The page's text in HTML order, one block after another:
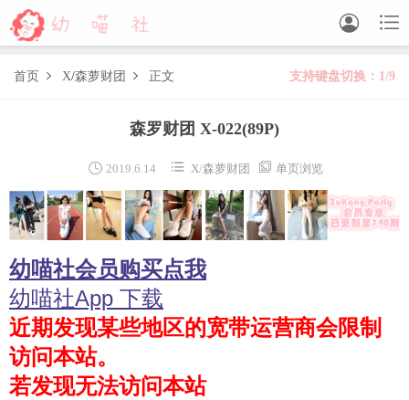


FREE LOVEPLUS R15 SSR
森萝财团视频
木花琳琳是勇者写真 木花琳琳是勇者视频
风之领域
喵写真
首页  X/森萝财团  正文 支持键盘切换：1/9
森罗财团 X-022(89P)
 2019.6.14  X/森萝财团  单页浏览
幼喵社会员购买点我
幼喵社App 下载
近期发现某些地区的宽带运营商会限制
访问本站。
若发现无法访问本站